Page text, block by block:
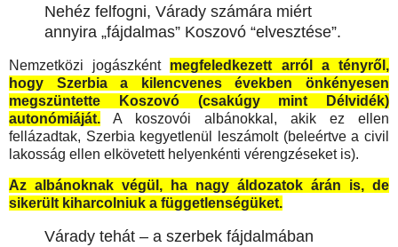
Nehéz felfogni, Várady számára miért
annyira „fájdalmas” Koszovó “elvesztése”.
Nemzetközi jogászként megfeledkezett arról a tényről,
hogy Szerbia a kilencvenes években önkényesen
megszüntette Koszovó (csakúgy mint Délvidék)
autonómiáját. A koszovói albánokkal, akik ez ellen
fellázadtak, Szerbia kegyetlenül leszámolt (beleértve a civil
lakosság ellen elkövetett helyenkénti vérengzéseket is).
Az albánoknak végül, ha nagy áldozatok árán is, de
sikerült kiharcolniuk a függetlenségüket.
Várady tehát – a szerbek fájdalmában